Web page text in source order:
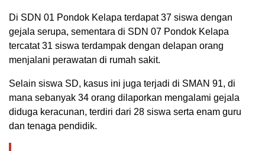
Di SDN 01 Pondok Kelapa terdapat 37 siswa dengan
gejala serupa, sementara di SDN 07 Pondok Kelapa
tercatat 31 siswa terdampak dengan delapan orang
menjalani perawatan di rumah sakit.
Selain siswa SD, kasus ini juga terjadi di SMAN 91, di
mana sebanyak 34 orang dilaporkan mengalami gejala
diduga keracunan, terdiri dari 28 siswa serta enam guru
dan tenaga pendidik.